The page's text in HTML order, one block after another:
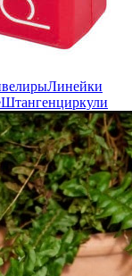
Линейки
Штангенциркули